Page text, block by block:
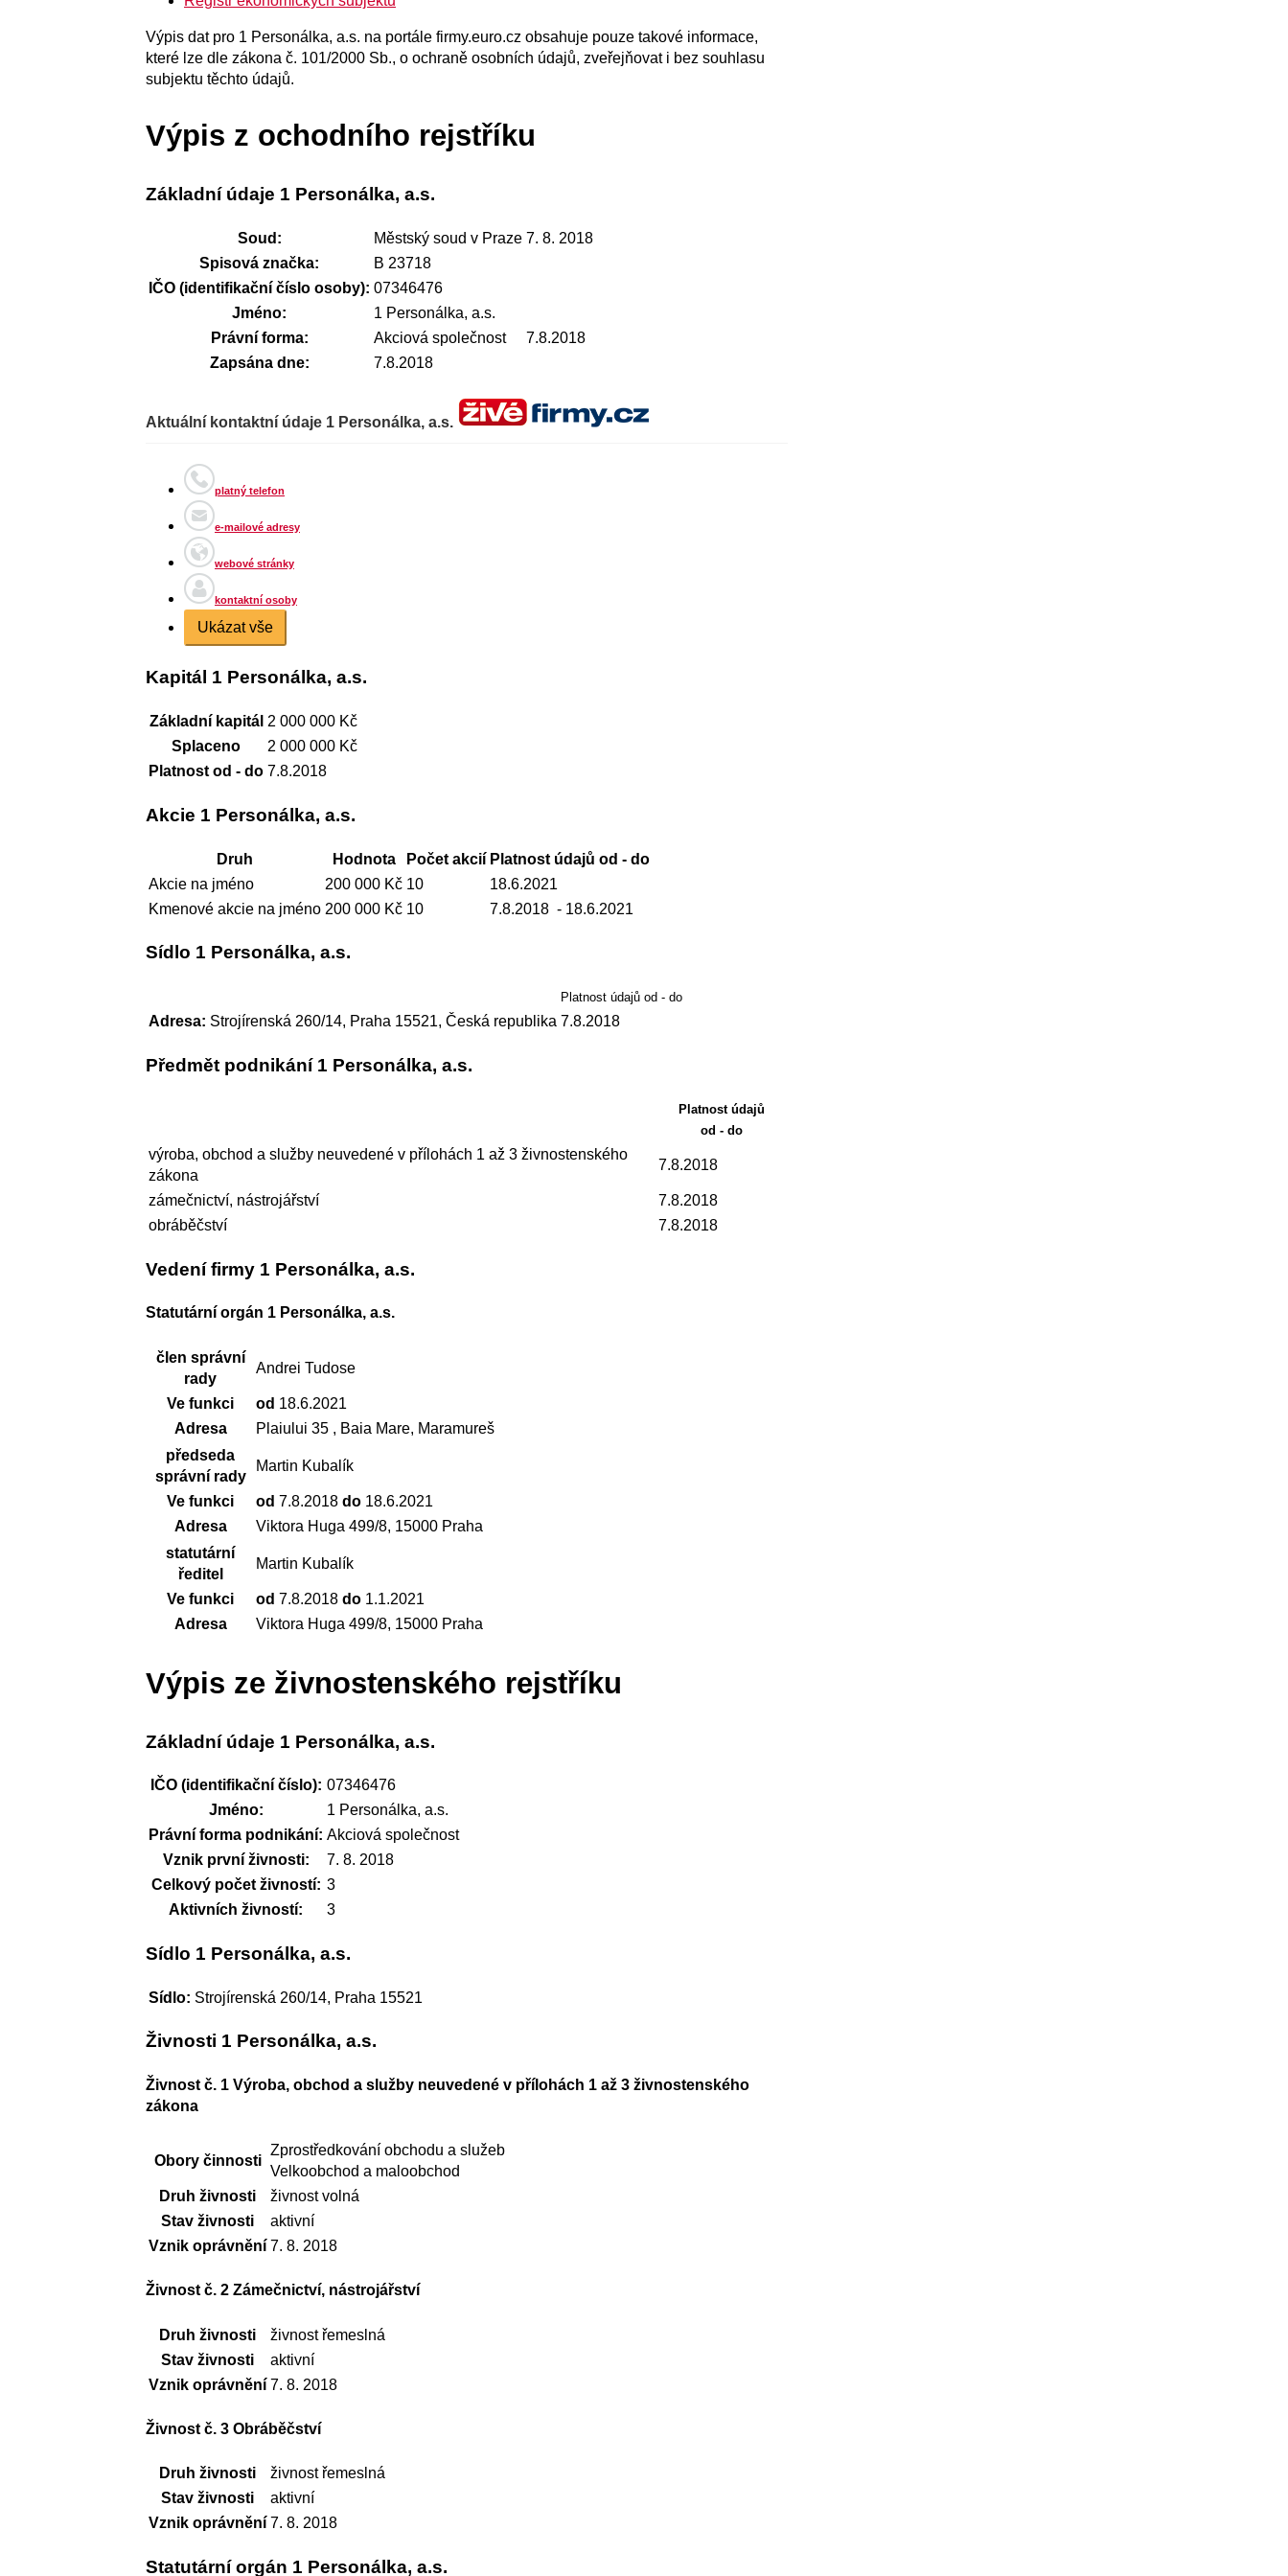
Výpis dat pro 1 Personálka, a.s. na portále firmy.euro.cz obsahuje pouze takové informace,
které lze dle zákona č. 101/2000 Sb., o ochraně osobních údajů, zveřejňovat i bez souhlasu
subjektu těchto údajů.
Výpis z ochodního rejstříku
Základní údaje 1 Personálka, a.s.
Soud: Městský soud v Praze 7. 8. 2018
Spisová značka:
B 23718
IČO (identifikační číslo osoby): 07346476
Jméno:
1 Personálka, a.s.
Právní forma:
Akciová společnost
7.8.2018
Zapsána dne:
7.8.2018
Aktuální kontaktní údaje 1 Personálka, a.s.
platný telefon
e-mailové adresy
webové stránky
kontaktní osoby
Ukázat vše
Kapitál 1 Personálka, a.s.
Základní kapitál 2 000 000 Kč
Splaceno
2 000 000 Kč
Platnost od - do 7.8.2018
Akcie 1 Personálka, a.s.
Druh Hodnota Počet akcií Platnost údajů od - do
Akcie na jméno
200 000 Kč 10
18.6.2021
Kmenové akcie na jméno 200 000 Kč 10 7.8.2018 - 18.6.2021
Sídlo 1 Personálka, a.s.
Platnost údajů od - do
Adresa: Strojírenská 260/14, Praha 15521, Česká republika 7.8.2018
Předmět podnikání 1 Personálka, a.s.
Platnost údajů
od - do
výroba, obchod a služby neuvedené v přílohách 1 až 3 živnostenského
zákona
7.8.2018
zámečnictví, nástrojářství
7.8.2018
obráběčství
7.8.2018
Vedení firmy 1 Personálka, a.s.
Statutární orgán 1 Personálka, a.s.
člen správní
rady
Andrei Tudose
Ve funkci od 18.6.2021
Adresa
Plaiului 35 , Baia Mare, Maramureš
předseda
správní rady
Martin Kubalík
Ve funkci od 7.8.2018 do 18.6.2021
Adresa
Viktora Huga 499/8, 15000 Praha
statutární
ředitel
Martin Kubalík
Ve funkci od 7.8.2018 do 1.1.2021
Adresa
Viktora Huga 499/8, 15000 Praha
Výpis ze živnostenského rejstříku
Základní údaje 1 Personálka, a.s.
IČO (identifikační číslo): 07346476
Jméno:
1 Personálka, a.s.
Právní forma podnikání: Akciová společnost
Vznik první živnosti:
7. 8. 2018
Celkový počet živností: 3
Aktivních živností:
3
Sídlo 1 Personálka, a.s.
Sídlo: Strojírenská 260/14, Praha 15521
Živnosti 1 Personálka, a.s.
Živnost č. 1 Výroba, obchod a služby neuvedené v přílohách 1 až 3 živnostenského
zákona
Obory činnosti
Zprostředkování obchodu a služeb
Velkoobchod a maloobchod
Druh živnosti
živnost volná
Stav živnosti
aktivní
Vznik oprávnění 7. 8. 2018
Živnost č. 2 Zámečnictví, nástrojářství
Druh živnosti
živnost řemeslná
Stav živnosti
aktivní
Vznik oprávnění 7. 8. 2018
Živnost č. 3 Obráběčství
Druh živnosti
živnost řemeslná
Stav živnosti
aktivní
Vznik oprávnění 7. 8. 2018
Statutární orgán 1 Personálka, a.s.